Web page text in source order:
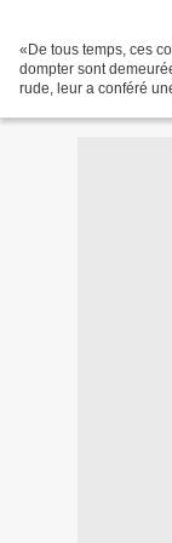
«De tous temps, ces
dompter sont
rude, leur a conféré